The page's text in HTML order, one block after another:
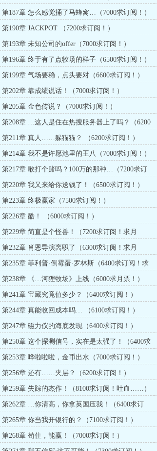
阅！）
第187章 怎么感觉捅了马蜂窝…（7000求订阅！）
第190章 JACKPOT （7200求订阅！）
第193章 未知公司的offer（7000求订阅！）
第196章 终于有了点牧场的样子（6500求订阅！）
第199章 气场要稳，点头要对（6600求订阅！）
第202章 靠成绩说话！（7000求订阅！）
第205章 金色传说？（7000求订阅！）
第208章 …这人是住在热搜服务器上了吗？（6200
求订阅！）
第211章 真人……躲猫猫？ （6200求订阅！）
第214章 我不是许愿池里的王八（7000求订阅！）
第217章 敢打个赌吗？100万的那种…（7200求订
阅！）
第220章 我又来给你送钱了！（6500求订阅！）
第223章 终极赢家（7500求订阅！）
第226章 酷！ （6000求订阅！）
第229章 简直是个怪兽！（7200求订阅！求月
票！）
第232章 肖恩导演离职了（6300求订阅！求月
票！）
第235章 菲利普·倒霉蛋·罗林斯（6400求订阅！求
月票！）
第238章 《…河狸牧场》上线（6000求月票！）
第241章 宝藏究竟值多少？（6400求订阅！）
第244章 真能收回成本吗… （6100求订阅！）
第247章 磁力仪的海底发现（6400求订阅！）
第250章 这个探测信号，实在是太强了！（6400求
订阅！）
第253章 哗啦啦啦，金币出水（7000求订阅！）
第256章 还有……夹层？（6200求订阅！）
第259章 失踪的杰作！（8100求订阅！吐血……）
第262章 …你清高，你拿英国压我！（6400求订
阅！）
第265章 你当我开银行的？（7100求订阅！）
第268章 苟住，能赢！（7000求订阅！）